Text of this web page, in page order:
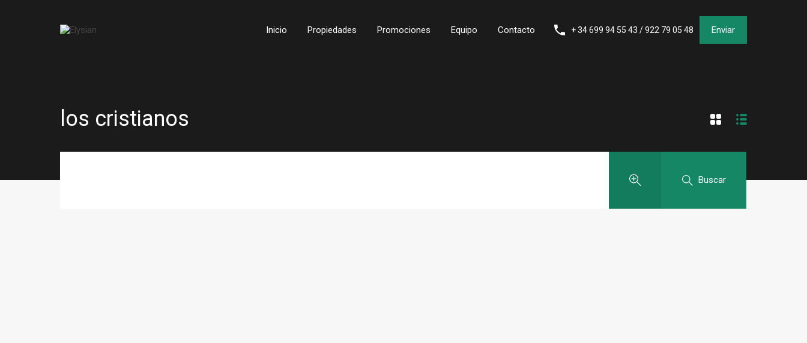
Inicio Propiedades Promociones Equipo Contacto + 34 699 94 55 43 / 922 79 05 48 Enviar
los cristianos
Buscar